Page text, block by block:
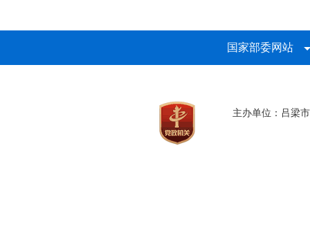
国家部委网站
主办单位：吕梁